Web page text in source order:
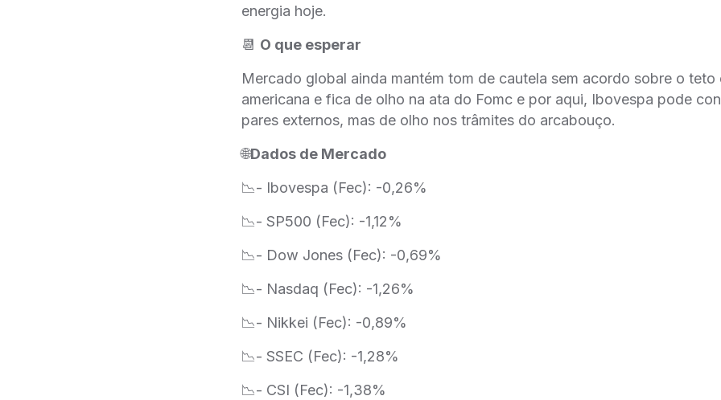
energia hoje.
📆 O que esperar
Mercado global ainda mantém tom de cautela sem acordo sobre o teto
americana e fica de olho na ata do Fomc e por aqui, Ibovespa pode
pares externos, mas de olho nos trâmites do arcabouço.
🌐Dados de Mercado
📉- Ibovespa (Fec): -0,26%
📉- SP500 (Fec): -1,12%
📉- Dow Jones (Fec): -0,69%
📉- Nasdaq (Fec): -1,26%
📉- Nikkei (Fec): -0,89%
📉- SSEC (Fec): -1,28%
📉- CSI (Fec): -1,38%